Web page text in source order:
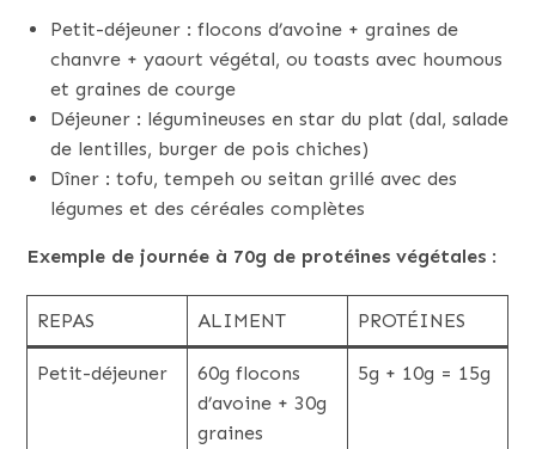
Petit-déjeuner : flocons d’avoine + graines de
chanvre + yaourt végétal, ou toasts avec houmous
et graines de courge
Déjeuner : légumineuses en star du plat (dal, salade
de lentilles, burger de pois chiches)
Dîner : tofu, tempeh ou seitan grillé avec des
légumes et des céréales complètes
Exemple de journée à 70g de protéines végétales :
REPAS ALIMENT PROTÉINES
Petit-déjeuner
60g flocons
d’avoine + 30g
graines
5g + 10g = 15g